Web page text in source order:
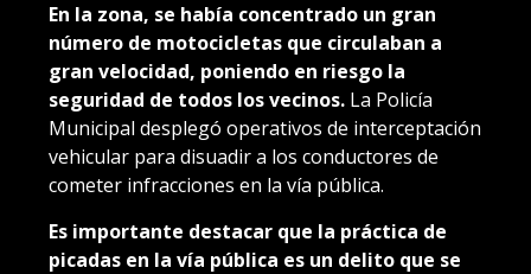
En la zona, se había concentrado un gran
número de motocicletas que circulaban a
gran velocidad, poniendo en riesgo la
seguridad de todos los vecinos. La Policía
Municipal desplegó operativos de interceptación
vehicular para disuadir a los conductores de
cometer infracciones en la vía pública.
Es importante destacar que la práctica de
picadas en la vía pública es un delito que se